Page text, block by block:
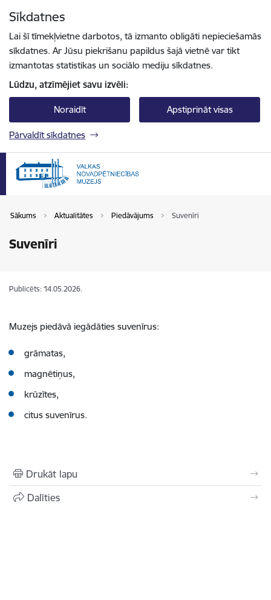
Sīkdatnes
Lai šī tīmekļvietne darbotos, tā izmanto obligāti nepieciešamās
sīkdatnes. Ar Jūsu piekrišanu papildus šajā vietnē var tikt
izmantotas statistikas un sociālo mediju sīkdatnes.
Lūdzu, atzīmējiet savu izvēli:
Noraidīt Apstiprināt visas
Pārvaldīt sīkdatnes
Sākums Aktualitātes Piedāvājums Suvenīri
Suvenīri
Publicēts: 14.05.2026.
Muzejs piedāvā iegādāties suvenīrus:
grāmatas,
magnētiņus,
krūzītes,
citus suvenīrus.
Drukāt lapu
Dalīties